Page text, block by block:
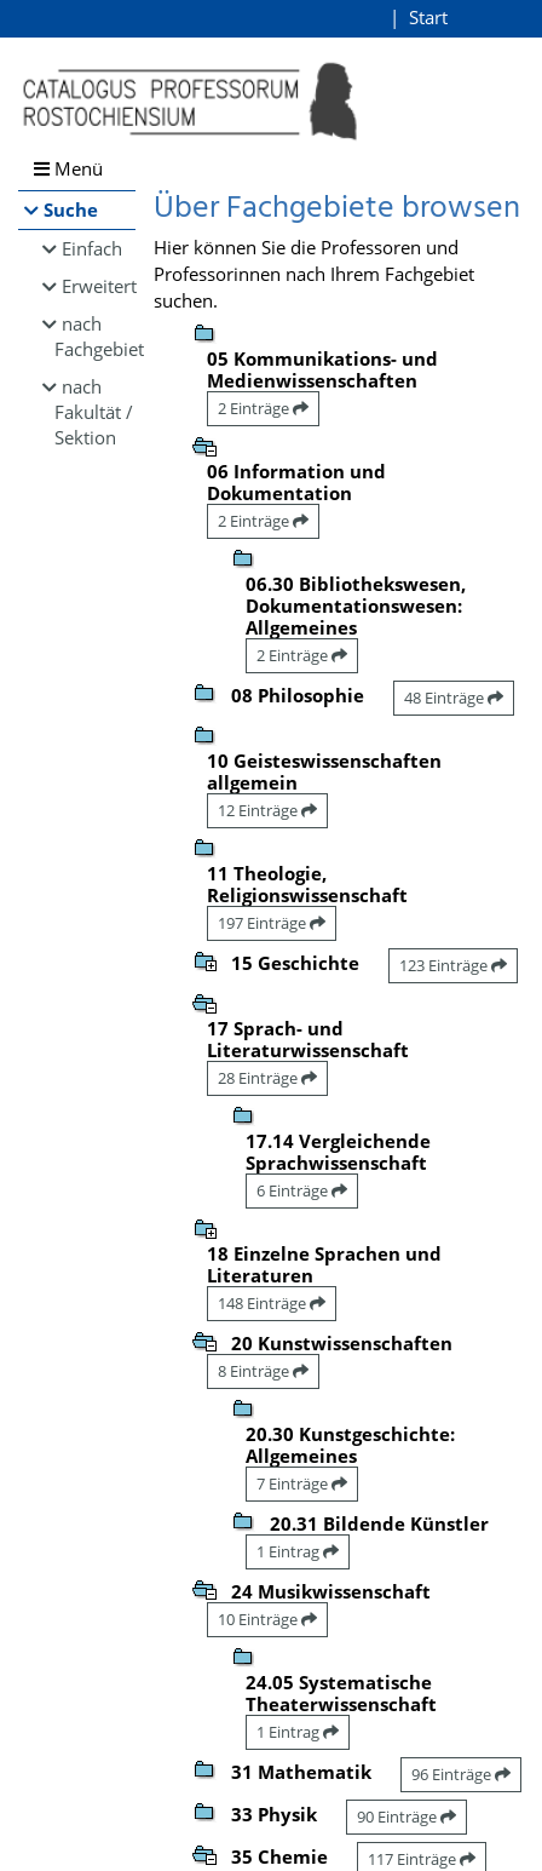
Browsen
direkt zum Inhalt
Start
Menü
Suche
Einfach
Erweitert
nach
Fachgebiet
nach
Fakultät /
Sektion
Über Fachgebiete browsen
Hier können Sie die Professoren und
Professorinnen nach Ihrem Fachgebiet
suchen.
05 Kommunikations- und
Medienwissenschaften
2 Einträge
06 Information und
Dokumentation
2 Einträge
06.30 Bibliothekswesen,
Dokumentationswesen:
Allgemeines
2 Einträge
08 Philosophie 48 Einträge
10 Geisteswissenschaften
allgemein
12 Einträge
11 Theologie,
Religionswissenschaft
197 Einträge
15 Geschichte 123 Einträge
17 Sprach- und
Literaturwissenschaft
28 Einträge
17.14 Vergleichende
Sprachwissenschaft
6 Einträge
18 Einzelne Sprachen und
Literaturen
148 Einträge
20 Kunstwissenschaften
8 Einträge
20.30 Kunstgeschichte:
Allgemeines
7 Einträge
20.31 Bildende Künstler
1 Eintrag
24 Musikwissenschaft
10 Einträge
24.05 Systematische
Theaterwissenschaft
1 Eintrag
31 Mathematik 96 Einträge
33 Physik 90 Einträge
35 Chemie 117 Einträge